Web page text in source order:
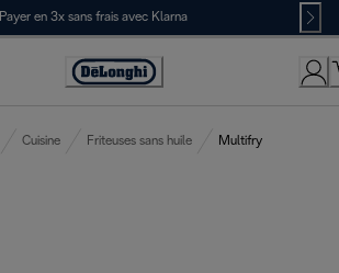
Payer en 3x sans frais avec Klarna
Déclaration
Cuisine Friteuses sans huile Multifry